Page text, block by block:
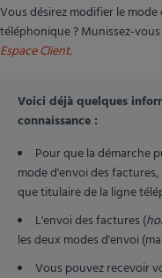
Vous désirez modifier le
téléphonique ? Munissez-
Espace Client.
Voici déjà quelques
connaissance :
Pour que la démarche
mode d'envoi des
que titulaire de la ligne
L'envoi des factures (
les deux modes d'envoi
Vous pouvez recevoir